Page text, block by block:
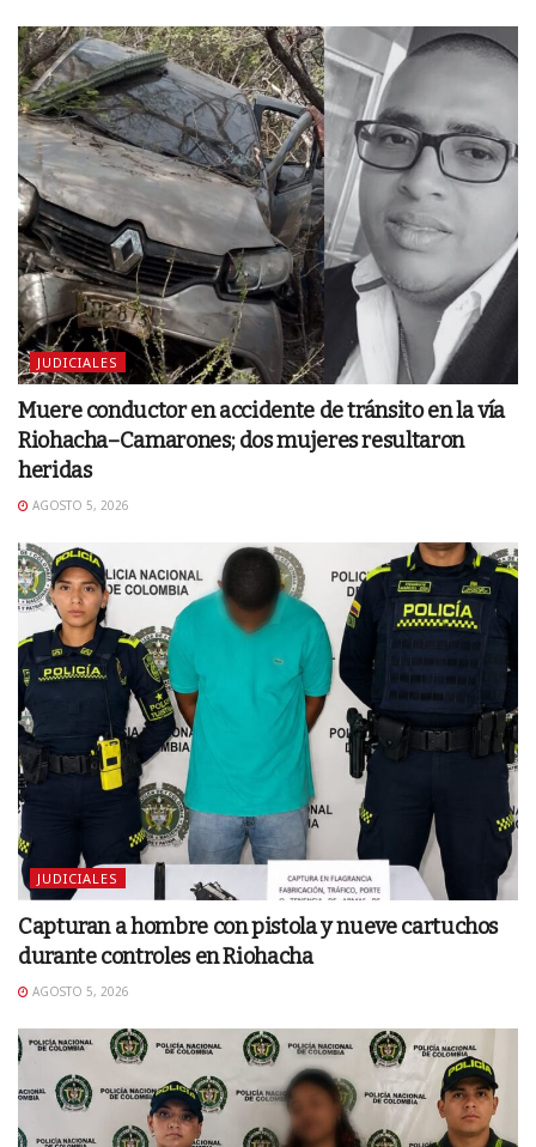
JUDICIALES
Muere conductor en accidente de tránsito en la vía
Riohacha–Camarones; dos mujeres resultaron
heridas
AGOSTO 5, 2026
JUDICIALES
Capturan a hombre con pistola y nueve cartuchos
durante controles en Riohacha
AGOSTO 5, 2026